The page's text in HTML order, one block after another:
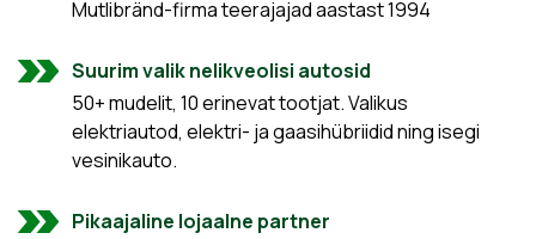
Mutlibränd-firma teerajajad aastast 1994
Suurim valik nelikveolisi autosid
50+ mudelit, 10 erinevat tootjat. Valikus
elektriautod, elektri- ja gaasihübriidid ning isegi
vesinikauto.
Pikaajaline lojaalne partner